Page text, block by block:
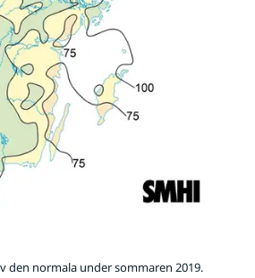
den normala under sommaren 2019.